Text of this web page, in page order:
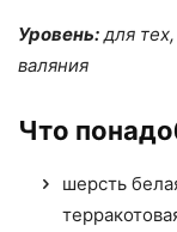
Уровень: для
валяния
Что
шерсть